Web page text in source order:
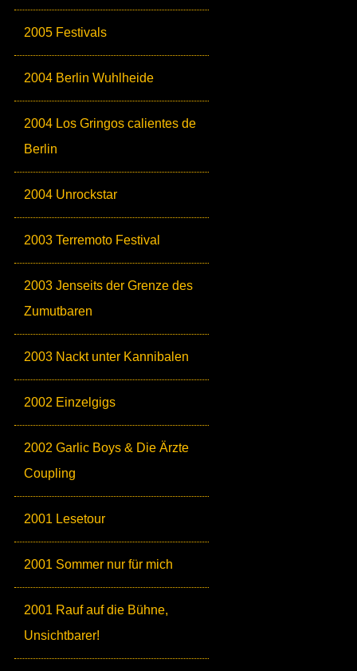
2005 Festivals
2004 Berlin Wuhlheide
2004 Los Gringos calientes de
Berlin
2004 Unrockstar
2003 Terremoto Festival
2003 Jenseits der Grenze des
Zumutbaren
2003 Nackt unter Kannibalen
2002 Einzelgigs
2002 Garlic Boys & Die Ärzte
Coupling
2001 Lesetour
2001 Sommer nur für mich
2001 Rauf auf die Bühne,
Unsichtbarer!